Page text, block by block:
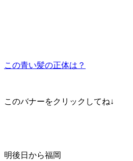
この青い髪の正体は？
このバナーをクリックしてね↓
明後日から福岡